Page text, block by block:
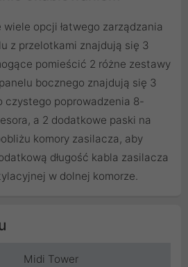
wiele opcji łatwego zarządzania
z przelotkami znajdują się 3
pomieścić 2 różne zestawy
bocznego znajdują się 3
czystego poprowadzenia 8-
a 2 dodatkowe paski na
komory zasilacza, aby
długość kabla zasilacza
w dolnej komorze.
Midi Tower